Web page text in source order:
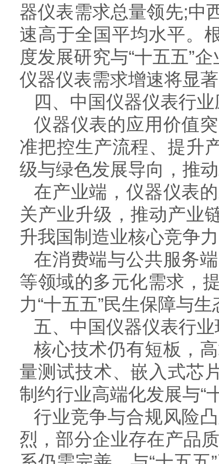
器仪表需求总量领先;中
速高于全国平均水平。
度发展研究与“十五五”
仪器仪表需求增速将显
四、中国仪器仪表行
仪器仪表的应用价值
准把控生产流程、提升
级与绿色发展导向，推
在产业端，仪器仪表
关产业升级，推动产业
升我国制造业核心竞争
在消费端与公共服务
等领域的多元化需求，
力“十五五”民生保障与
五、中国仪器仪表行
核心技术仍有短板，
量测试技术、嵌入式芯
制约行业高端化发展与“
行业竞争与合规风险
烈，部分企业存在产品